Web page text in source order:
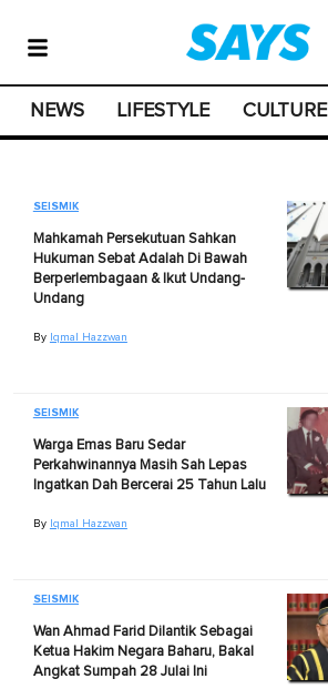
NEWS LIFESTYLE CULTURE
SEISMIK
Mahkamah Persekutuan Sahkan
Hukuman Sebat Adalah Di Bawah
Berperlembagaan & Ikut Undang-
Undang
By Iqmal Hazzwan
SEISMIK
Warga Emas Baru Sedar
Perkahwinannya Masih Sah Lepas
Ingatkan Dah Bercerai 25 Tahun Lalu
By Iqmal Hazzwan
SEISMIK
Wan Ahmad Farid Dilantik Sebagai
Ketua Hakim Negara Baharu, Bakal
Angkat Sumpah 28 Julai Ini